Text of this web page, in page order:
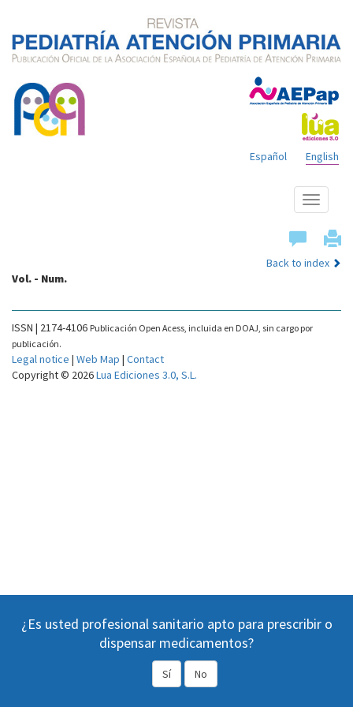
English
Español
Show
menu
Back to index
Vol. - Num.
¿Es usted profesional sanitario apto para prescribir o
dispensar medicamentos?
Sí No
ISSN | 2174-4106 Publicación Open Acess, incluida en DOAJ, sin cargo por
publicación.
Legal notice | Web Map | Contact
Copyright © 2026Lua Ediciones 3.0, S.L.